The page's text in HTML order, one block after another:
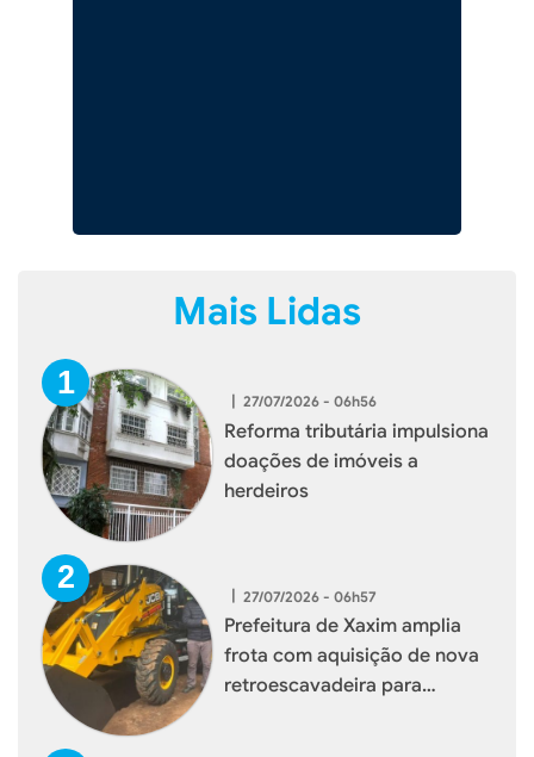
Mais Lidas
| 27/07/2026 - 06h56
Reforma tributária impulsiona
doações de imóveis a
herdeiros
| 27/07/2026 - 06h57
Prefeitura de Xaxim amplia
frota com aquisição de nova
retroescavadeira para